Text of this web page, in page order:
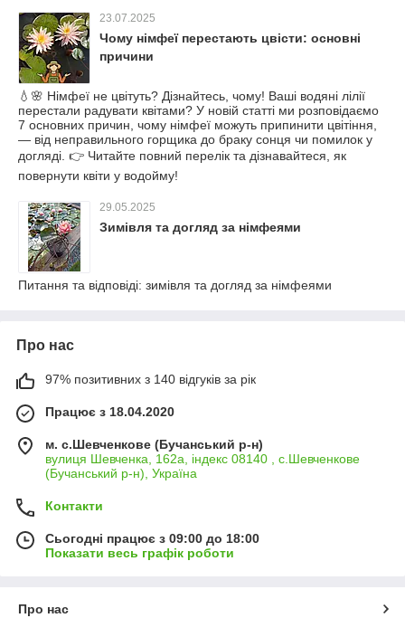
23.07.2025
Чому німфеї перестають цвісти: основні
причини
💧🌸 Німфеї не цвітуть? Дізнайтесь, чому! Ваші водяні лілії
перестали радувати квітами? У новій статті ми розповідаємо
7 основних причин, чому німфеї можуть припинити цвітіння,
— від неправильного горщика до браку сонця чи помилок у
догляді. 👉 Читайте повний перелік та дізнавайтеся, як
повернути квіти у водойму!
29.05.2025
Зимівля та догляд за німфеями
Питання та відповіді: зимівля та догляд за німфеями
Про нас
97% позитивних з 140 відгуків за рік
Працює з 18.04.2020
м. с.Шевченкове (Бучанський р-н)
вулиця Шевченка, 162а, індекс 08140 , с.Шевченкове
(Бучанський р-н), Україна
Контакти
Сьогодні працює з 09:00 до 18:00
Показати весь графік роботи
Про нас